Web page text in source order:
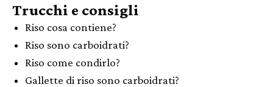
Trucchi e consigli
Riso cosa contiene?
Riso sono carboidrati?
Riso come condirlo?
Gallette di riso sono carboidrati?